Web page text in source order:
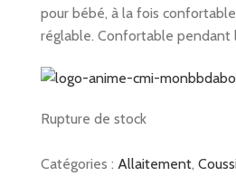
pour bébé, à la fois
réglable. Confortable pendant
Rupture de stock
Catégories : Allaitement,